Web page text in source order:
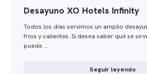
Desayuno XO Hotels Infinity
Todos los días servimos un amplio
fríos y calientes. Si desea saber qué se
puede …
Seguir leyendo